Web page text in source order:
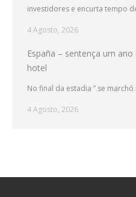
investidores e encurta tempo
4 Agosto, 2026
España – sentença um
hotel
No final da estadia ” se marchó
4 Agosto, 2026